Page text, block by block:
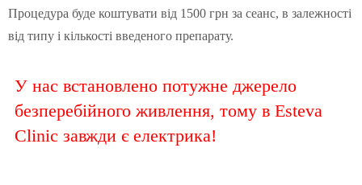
Процедура буде коштувати від 1500 грн за сеанс, в залежності
від типу і кількості введеного препарату.
У нас встановлено потужне джерело
безперебійного живлення, тому в Esteva
Clinic завжди є електрика!